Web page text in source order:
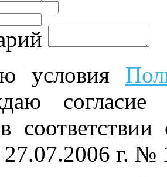
условия
27.07.2006 г.